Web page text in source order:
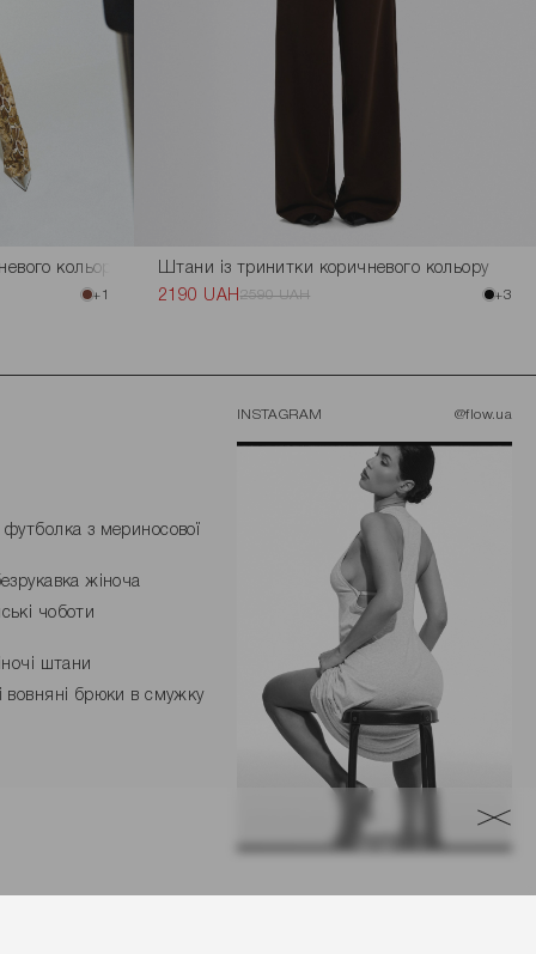
кольору
+1
Штани із тринитки коричневого кольору
2190 UAH 2590 UAH +3
футболка з мериносової
жіноча
чоботи
штани
вовняні брюки в смужку
INSTAGRAM @flow.ua